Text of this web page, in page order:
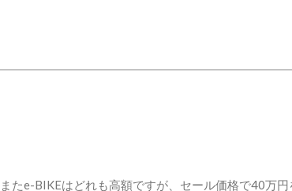
たe-BIKEはどれも高額ですが、セール価格で40万円